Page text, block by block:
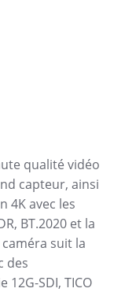
qualité vidéo
capteur, ainsi
4K avec les
BT.2020 et la
caméra suit la
des
SDI, TICO